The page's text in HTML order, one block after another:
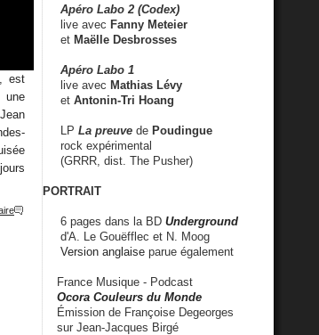
, est
une
Apéro Labo 2 (Codex)
live avec Fanny Meteier
et Maëlle Desbrosses
Apéro Labo 1
live avec Mathias Lévy
et Antonin-Tri Hoang
LP La preuve de Poudingue
rock expérimental
(GRRR, dist. The Pusher)
PORTRAIT
6 pages dans la BD Underground
d'A. Le Gouëfflec et N. Moog
Version anglaise parue également
France Musique - Podcast
Ocora Couleurs du Monde
Émission de Françoise Degeorges
sur Jean-Jacques Birgé